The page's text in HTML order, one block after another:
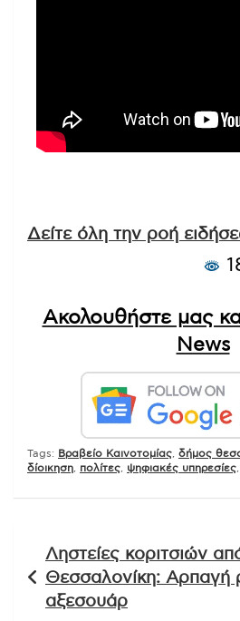
Δείτε όλη την ροή
Ακολουθήστε μας
News
Tags: Βραβείο Καινοτομίας δήμος
δίοικηση
πολίτες ψηφιακές υπηρεσίες
άρθρων
Ληστείες κοριτσιών
Θεσσαλονίκη: Αρπαγή
αξεσουάρ